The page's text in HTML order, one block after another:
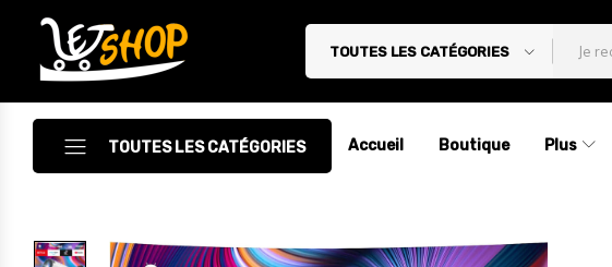
Letshop.dz
TOUTES LES CATÉGORIES
TOUTES LES CATÉGORIES
Accessoires
Accueil Boutique Plus